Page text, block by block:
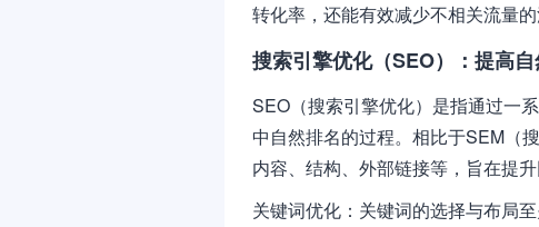
转化率，还能有效减少不相关流量的
搜索引擎优化（SEO）：提高
SEO（搜索引擎优化）是指通过一
中自然排名的过程。相比于SEM（
内容、结构、外部链接等，旨在提升
关键词优化：关键词的选择与布局